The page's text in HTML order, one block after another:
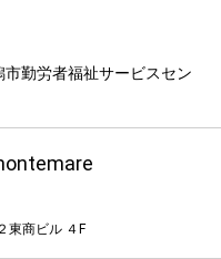
勤労者福祉サービスセン
東商ビル ４F